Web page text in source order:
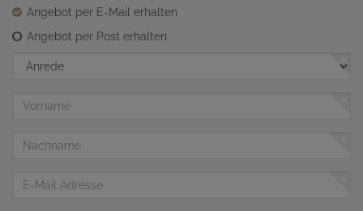
Angebot per E-Mail erhalten
Angebot per Post erhalten
Anrede
Vorname
Nachname